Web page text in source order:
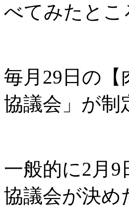
べてみたとこ
毎月29日の
協議会」が制
一般的に2月
協議会が決め